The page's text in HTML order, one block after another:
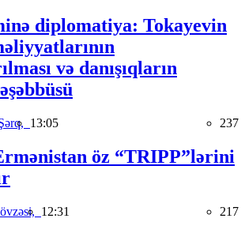
diplomatiya: Tokayevin
və danışıqların
13:05 237
öz “TRIPP”lərini
12:31 217